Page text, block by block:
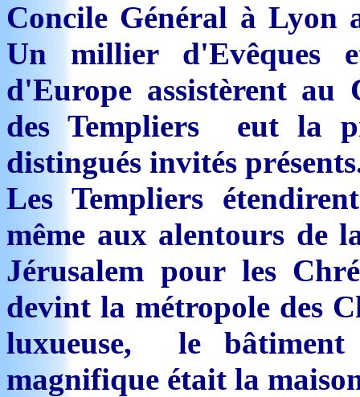
Concile Général à Lyon
Un millier d'Evêques
d'Europe assistèrent
des Templiers eut la
distingués invités
Les Templiers
même aux alentours de
Jérusalem pour les
devint la métropole des
luxueuse, le
magnifique était la